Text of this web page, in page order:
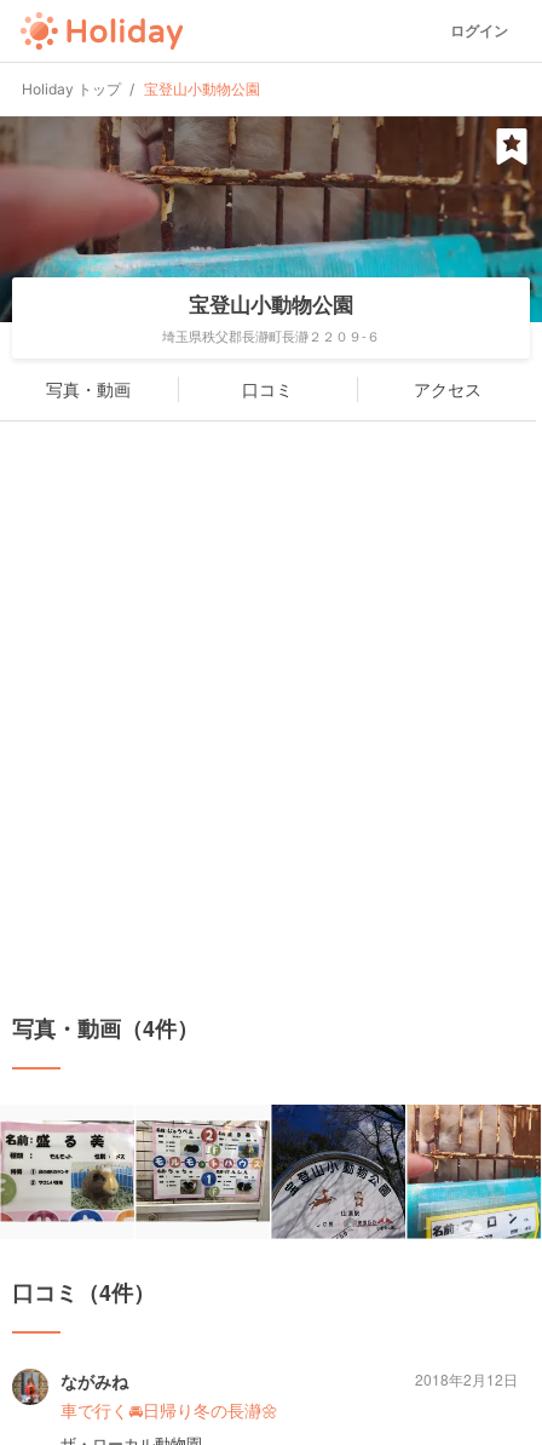
ログイン
Holiday トップ 宝登山小動物公園
宝登山小動物公園
埼玉県秩父郡長瀞町長瀞２２０９-６
写真・動画 口コミ アクセス
写真・動画（4件）
口コミ（4件）
ながみね
車で行く🚘日帰り冬の長瀞🌼
2018年2月12日